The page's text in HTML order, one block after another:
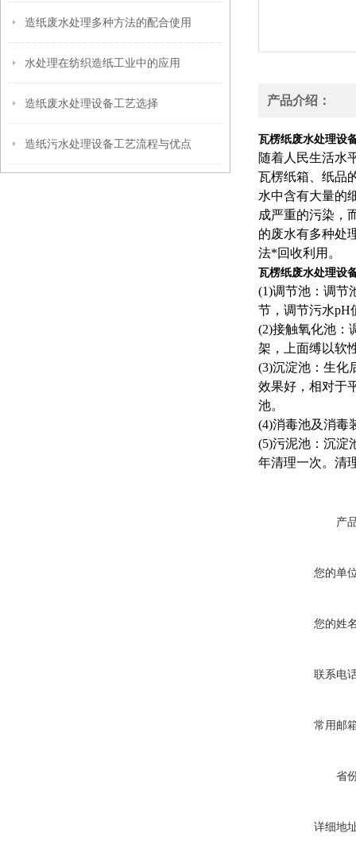
造纸废水处理多种方法的配合使用
水处理在纺织造纸工业中的应用
造纸废水处理设备工艺选择
造纸污水处理设备工艺流程与优点
产品介绍：
瓦楞纸废水处理设
随着人民生活水
瓦楞纸箱、纸品
水中含有大量的
成严重的污染，
的废水有多种处
法*回收利用。
瓦楞纸废水处理设
(1)调节池：调节
节，调节污水pH
(2)接触氧化池：
架，上面缚以软
(3)沉淀池：生化
效果好，相对于
池。
(4)消毒池及消毒
(5)污泥池：沉淀
年清理一次。清
产
您的单
您的姓
联系电
常用邮
省
详细地